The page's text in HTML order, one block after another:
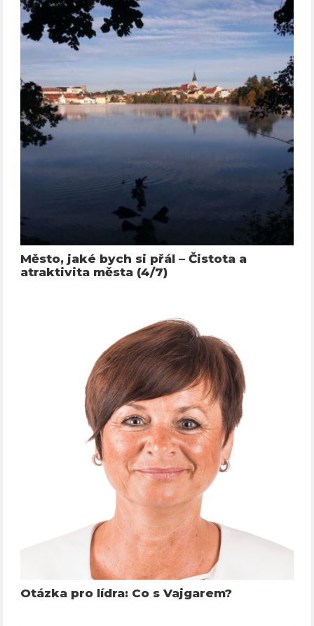
Město, jaké bych si přál – Čistota a
atraktivita města (4/7)
Otázka pro lídra: Co s Vajgarem?